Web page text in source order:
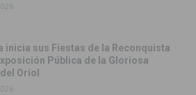
inicia sus Fiestas de la Reconquista
Pública de la Gloriosa
Oriol